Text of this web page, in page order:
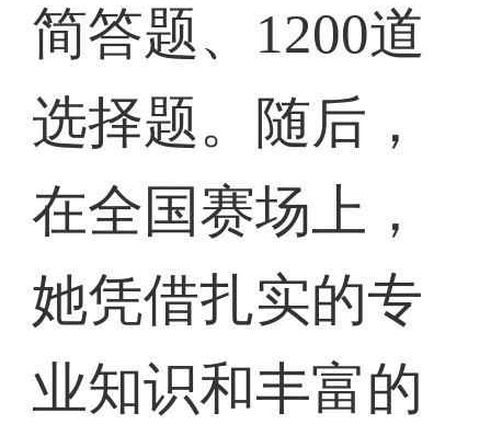
简答题、1200道
选择题。随后，
在全国赛场上，
她凭借扎实的专
业知识和丰富的